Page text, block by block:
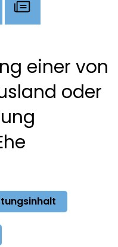
einer von
oder